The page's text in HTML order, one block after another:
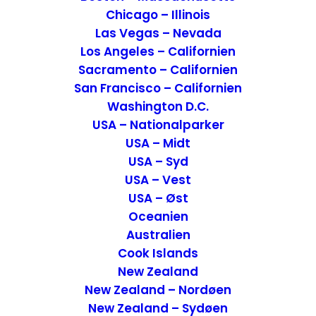
Chicago – Illinois
Las Vegas – Nevada
Los Angeles – Californien
Sacramento – Californien
San Francisco – Californien
Washington D.C.
USA – Nationalparker
USA – Midt
USA – Syd
USA – Vest
USA – Øst
Oceanien
Australien
Cook Islands
New Zealand
New Zealand – Nordøen
New Zealand – Sydøen
Youssef, som vi gerne ville opleve. For
1.000 år siden lå moskéen her og senere
blev der opført en muslimsk skole.
Fakta om Medersa Ali Ben
Youssef, den muslimske skole